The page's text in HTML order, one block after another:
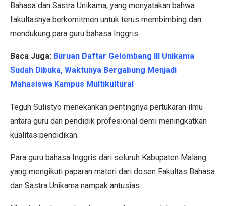
Bahasa dan Sastra Unikama, yang menyatakan bahwa
fakultasnya berkomitmen untuk terus membimbing dan
mendukung para guru bahasa Inggris.
Baca Juga: Buruan Daftar Gelombang III Unikama
Sudah Dibuka, Waktunya Bergabung Menjadi
Mahasiswa Kampus Multikultural
Teguh Sulistyo menekankan pentingnya pertukaran ilmu
antara guru dan pendidik profesional demi meningkatkan
kualitas pendidikan.
Para guru bahasa Inggris dari seluruh Kabupaten Malang
yang mengikuti paparan materi dari dosen Fakultas Bahasa
dan Sastra Unikama nampak antusias.